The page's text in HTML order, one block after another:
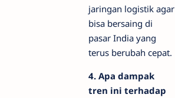
jaringan logistik agar
bisa bersaing di
pasar India yang
terus berubah cepat.
4. Apa dampak
tren ini terhadap